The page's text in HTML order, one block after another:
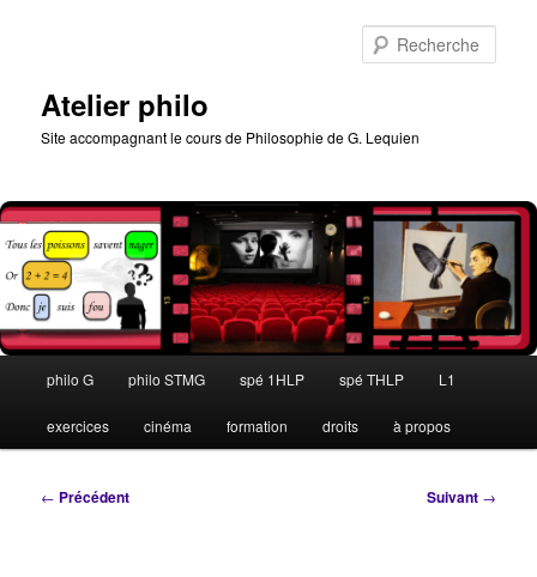
Atelier philo
Site accompagnant le cours de Philosophie de G. Lequien
principal
philo G philo STMG spé 1HLP spé THLP L1
exercices cinéma formation droits à propos
Navigation
← Précédent Suivant →